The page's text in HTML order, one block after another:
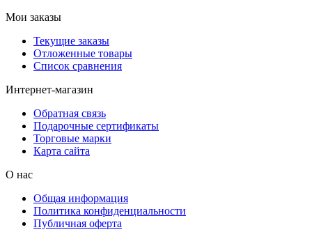
Мои заказы
Текущие заказы
Отложенные товары
Список сравнения
Интернет-магазин
Обратная связь
Подарочные сертификаты
Торговые марки
Карта сайта
О нас
Общая информация
Политика конфиденциальности
Публичная оферта